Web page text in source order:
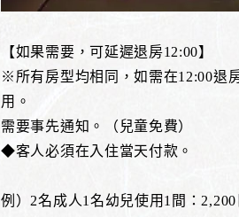
【如果需要，可延遲退房12:00】
※所有房型均相同，如需在12:00退
用。
需要事先通知。（兒童免費）
◆客人必須在入住當天付款。
例）2名成人1名幼兒使用1間：